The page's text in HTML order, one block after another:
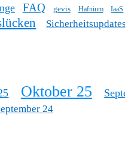
FAQ gevis Hafnium IaaS
Sicherheitsupdates
Oktober 25
24